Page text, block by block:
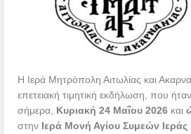
Η Ιερά Μητρόπολη Αιτωλίας και
επετειακή τιμητική εκδήλωση, που
σήμερα, Κυριακή 24 Μαΐου 2026 και
στην Ιερά Μονή Αγίου Συμεών